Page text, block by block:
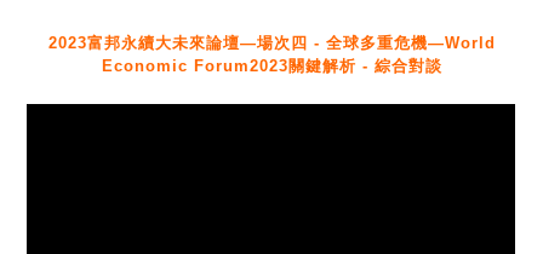
2023富邦永續大未來論壇—場次四 - 全球多重危機—World
Economic Forum2023關鍵解析 - 綜合對談